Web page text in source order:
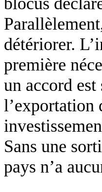
détériorer.
première
un accord
l’exportation
Sans une
pays n’a